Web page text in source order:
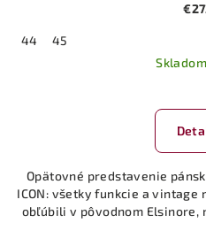
44
45
Opätovné predstavenie
ICON: všetky funkcie a
obľúbili v pôvodnom Elsinore,